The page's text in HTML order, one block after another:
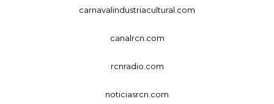
carnavalindustriacultural.com
canalrcn.com
rcnradio.com
noticiasrcn.com